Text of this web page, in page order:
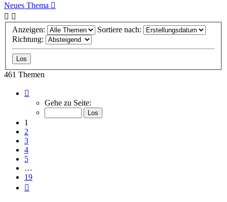
Neues Thema
Anzeigen:
Sortiere nach:
Richtung:
461 Themen
von
Gehe zu Seite:
1
2
3
4
5
…
19